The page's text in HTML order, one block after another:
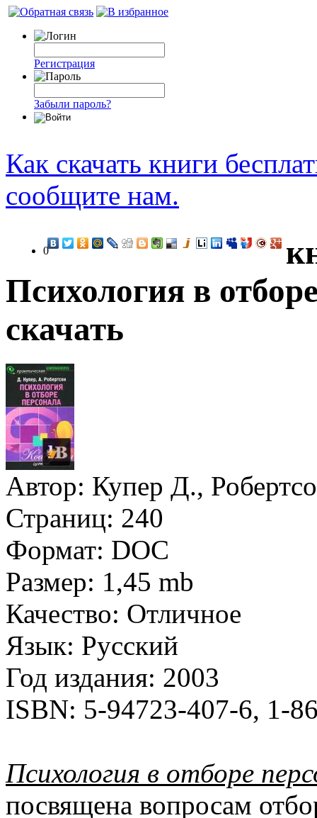
Регистрация
Забыли пароль?
Как скачать книги
сообщите нам.
0
Психология в
скачать
Автор: Купер Д.,
Страниц: 240
Формат: DOC
Размер: 1,45 mb
Качество: Отличное
Язык: Русский
Год издания: 2003
ISBN: 5-94723-407-6, 1-
Психология в отборе
посвящена вопросам